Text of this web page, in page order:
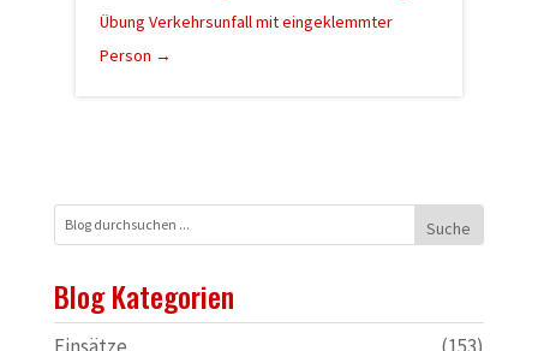
Übung Verkehrsunfall mit eingeklemmter
Person →
Blog Kategorien